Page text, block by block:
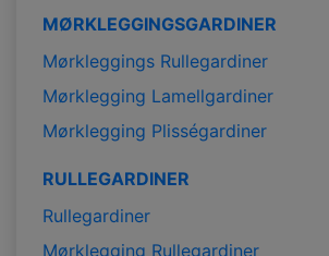
MØRKLEGGINGSGARDINER
Mørkleggings Rullegardiner
Mørklegging Lamellgardiner
Mørklegging Plisségardiner
RULLEGARDINER
Rullegardiner
Mørklegging Rullegardiner